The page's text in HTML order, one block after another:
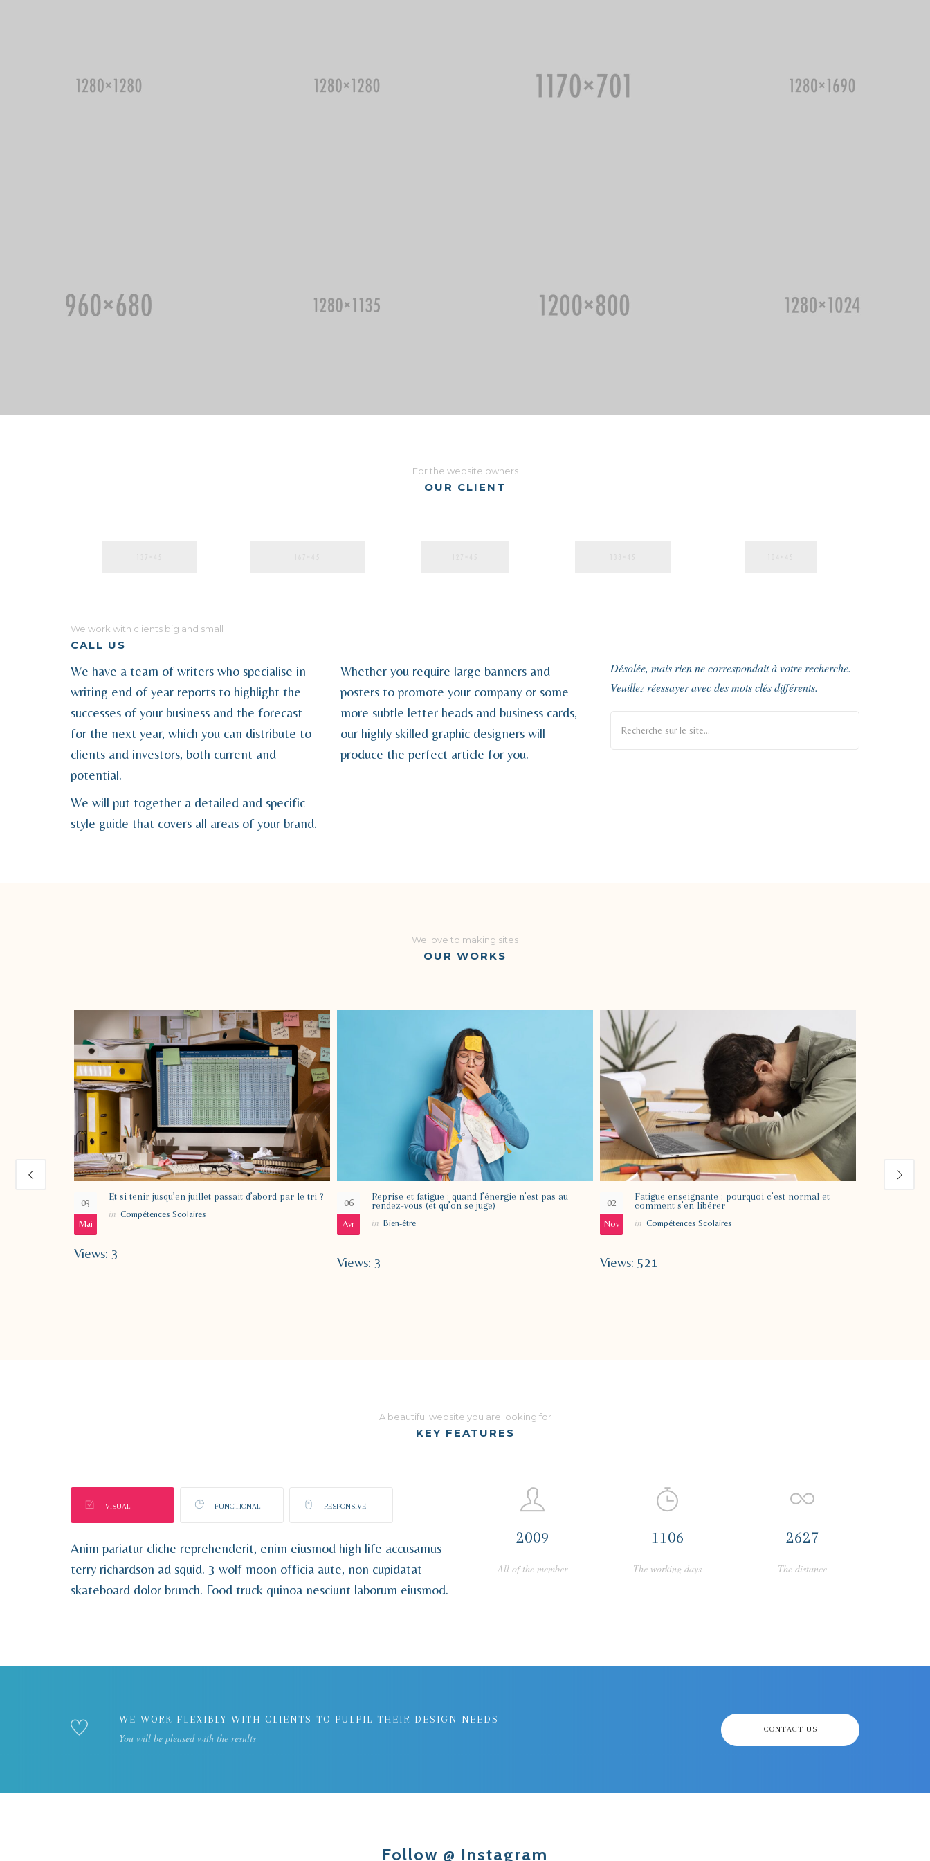
For the website owners
OUR CLIENT
We work with clients big and small
CALL US
We have a team of writers who specialise in
writing end of year reports to highlight the
successes of your business and the forecast
for the next year, which you can distribute to
clients and investors, both current and
potential.
We will put together a detailed and specific
style guide that covers all areas of your brand.
Whether you require large banners and
posters to promote your company or some
more subtle letter heads and business cards,
our highly skilled graphic designers will
produce the perfect article for you.
Désolée, mais rien ne correspondait à votre recherche.
Veuillez réessayer avec des mots clés différents.
We love to making sites
OUR WORKS
03
Mai
Et si tenir jusqu’en juillet passait d’abord par le tri ?
in Compétences Scolaires
Views: 3
06
Avr
Reprise et fatigue : quand l’énergie n’est pas au
rendez-vous (et qu’on se juge)
in Bien-être
Views: 3
02
Nov
Fatigue enseignante : pourquoi c’est normal et
comment s’en libérer
in Compétences Scolaires
Views: 521
A beautiful website you are looking for
KEY FEATURES
VISUAL FUNCTIONAL RESPONSIVE
Anim pariatur cliche reprehenderit, enim eiusmod high life accusamus
terry richardson ad squid. 3 wolf moon officia aute, non cupidatat
skateboard dolor brunch. Food truck quinoa nesciunt laborum eiusmod.
2009
All of the member
1106
The working days
2627
The distance
WE WORK FLEXIBLY WITH CLIENTS TO FULFIL THEIR DESIGN NEEDS
You will be pleased with the results
CONTACT US
Follow @ Instagram